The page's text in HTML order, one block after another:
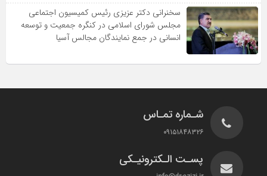
سخنرانى دکتر عزیزى رئیس کمیسیون اجتماعى
مجلس شوراى اسلامى در کنگره جمعیت و توسعه
انسانى در جمع نمایندگان مجالس آسیا
شـماره تمـاس
۰۹۱۵۱۸۴۸۳۲۶
پسـت الـکترونیـکی